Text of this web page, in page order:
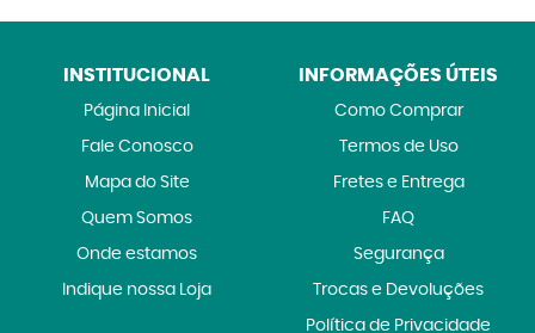
INSTITUCIONAL
Página Inicial
Fale Conosco
Mapa do Site
Quem Somos
Onde estamos
Indique nossa Loja
INFORMAÇÕES ÚTEIS
Como Comprar
Termos de Uso
Fretes e Entrega
FAQ
Segurança
Trocas e Devoluções
Política de Privacidade